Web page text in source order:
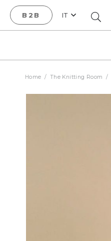
B2B IT
Home / The Knitting Room /